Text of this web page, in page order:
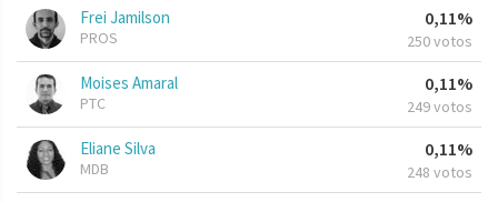
Frei Jamilson
PROS
0,11%
250 votos
Moises Amaral
PTC
0,11%
249 votos
Eliane Silva
MDB
0,11%
248 votos